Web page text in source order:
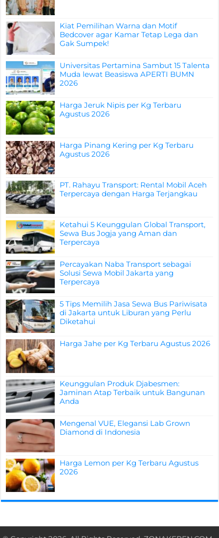
Kiat Pemilihan Warna dan Motif
Bedcover agar Kamar Tetap Lega dan
Gak Sumpek!
Universitas Pertamina Sambut 15 Talenta
Muda lewat Beasiswa APERTI BUMN
2026
Harga Jeruk Nipis per Kg Terbaru
Agustus 2026
Harga Pinang Kering per Kg Terbaru
Agustus 2026
PT. Rahayu Transport: Rental Mobil Aceh
Terpercaya dengan Harga Terjangkau
Ketahui 5 Keunggulan Global Transport,
Sewa Bus Jogja yang Aman dan
Terpercaya
Percayakan Naba Transport sebagai
Solusi Sewa Mobil Jakarta yang
Terpercaya
5 Tips Memilih Jasa Sewa Bus Pariwisata
di Jakarta untuk Liburan yang Perlu
Diketahui
Harga Jahe per Kg Terbaru Agustus 2026
Keunggulan Produk Djabesmen:
Jaminan Atap Terbaik untuk Bangunan
Anda
Mengenal VUE, Elegansi Lab Grown
Diamond di Indonesia
Harga Lemon per Kg Terbaru Agustus
2026